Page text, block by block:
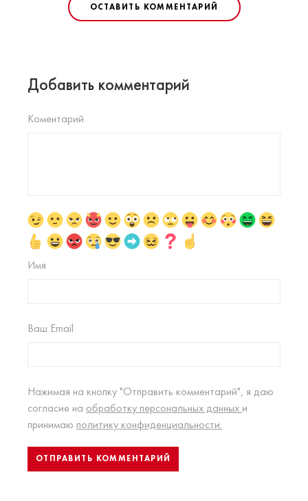
ОСТАВИТЬ КОММЕНТАРИЙ
Добавить комментарий
Коментарий
Имя
Ваш Email
Нажимая на кнопку "Отправить комментарий", я даю
согласие на обработку персональных данных и
принимаю политику конфиденциальности.